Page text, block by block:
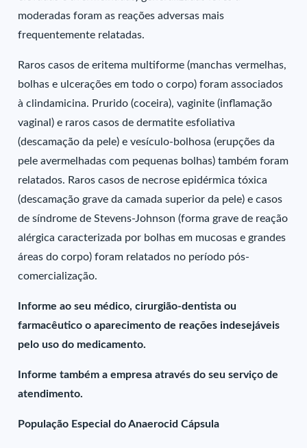
moderadas foram as reações adversas mais
frequentemente relatadas.
Raros casos de eritema multiforme (manchas vermelhas,
bolhas e ulcerações em todo o corpo) foram associados
à clindamicina. Prurido (coceira), vaginite (inflamação
vaginal) e raros casos de dermatite esfoliativa
(descamação da pele) e vesículo-bolhosa (erupções da
pele avermelhadas com pequenas bolhas) também foram
relatados. Raros casos de necrose epidérmica tóxica
(descamação grave da camada superior da pele) e casos
de síndrome de Stevens-Johnson (forma grave de reação
alérgica caracterizada por bolhas em mucosas e grandes
áreas do corpo) foram relatados no período pós-
comercialização.
Informe ao seu médico, cirurgião-dentista ou
farmacêutico o aparecimento de reações indesejáveis
pelo uso do medicamento.
Informe também a empresa através do seu serviço de
atendimento.
População Especial do Anaerocid Cápsula